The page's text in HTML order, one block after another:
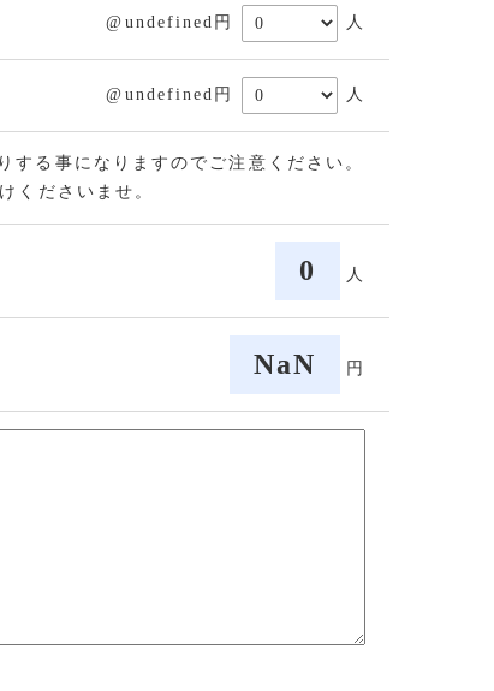
@undefined円 人
@undefined円 人
る事になりますのでご注意ください。
くださいませ。
0 人
NaN 円